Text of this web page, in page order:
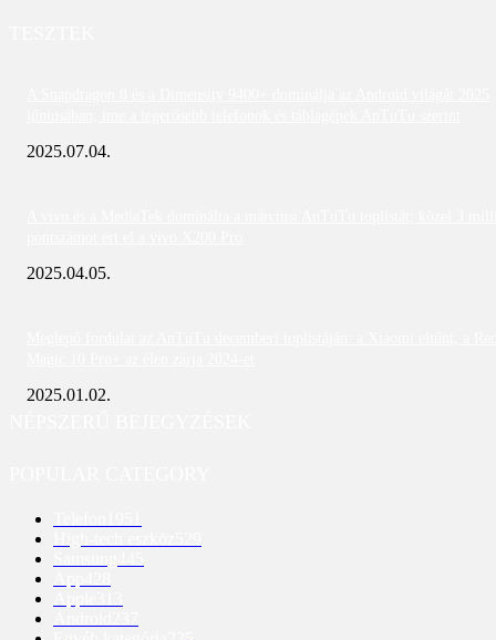
2025.07.04.
2025.04.05.
2025.01.02.